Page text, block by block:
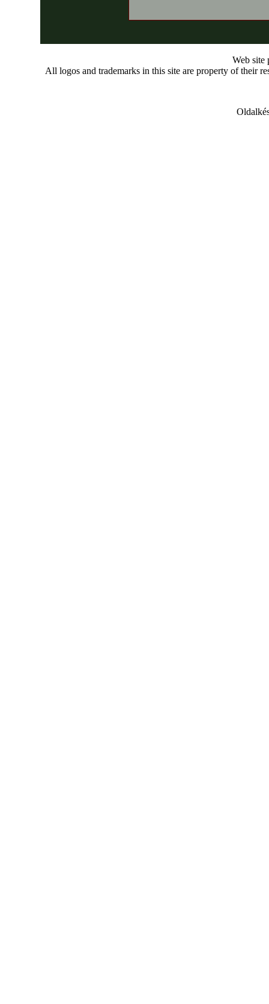
Web site
All logos and trademarks in this site are property of their